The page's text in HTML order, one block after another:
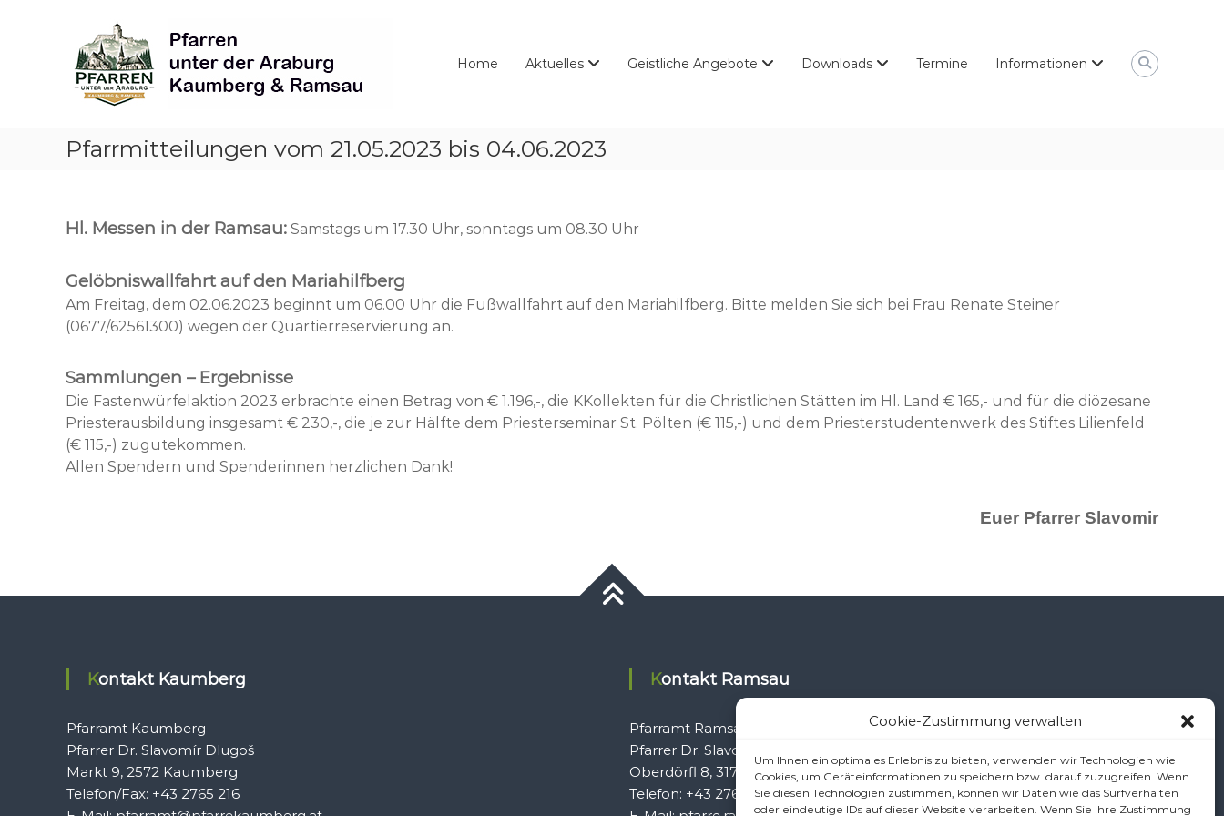
Cookie-Zustimmung verwalten
Um Ihnen ein optimales Erlebnis zu bieten, verwenden wir Technologien wie
Cookies, um Geräteinformationen zu speichern bzw. darauf zuzugreifen. Wenn
Sie diesen Technologien zustimmen, können wir Daten wie das Surfverhalten
oder eindeutige IDs auf dieser Website verarbeiten. Wenn Sie Ihre Zustimmung
Pfarren
unter
derAraburg
in
Kaumberg
Home Aktuelles Geistliche Angebote Downloads Termine Informationen
Pfarrmitteilungen vom 21.05.2023 bis 04.06.2023
Hl. Messen in der Ramsau: Samstags um 17.30 Uhr, sonntags um 08.30 Uhr
Gelöbniswallfahrt auf den Mariahilfberg
Am Freitag, dem 02.06.2023 beginnt um 06.00 Uhr die Fußwallfahrt auf den Mariahilfberg. Bitte melden Sie sich bei Frau Renate Steiner
(0677/62561300) wegen der Quartierreservierung an.
Sammlungen – Ergebnisse
Die Fastenwürfelaktion 2023 erbrachte einen Betrag von € 1.196,-, die KKollekten für die Christlichen Stätten im Hl. Land € 165,- und für die diözesane
Priesterausbildung insgesamt € 230,-, die je zur Hälfte dem Priesterseminar St. Pölten (€ 115,-) und dem Priesterstudentenwerk des Stiftes Lilienfeld
(€ 115,-) zugutekommen.
Allen Spendern und Spenderinnen herzlichen Dank!
Euer Pfarrer Slavomir
Kontakt Kaumberg
Pfarramt Kaumberg
Pfarrer Dr. Slavomír Dlugoš
Markt 9, 2572 Kaumberg
Telefon/Fax: +43 2765 216
Kontakt Ramsau
Pfarramt Ramsau
Pfarrer Dr. Slavomír Dlugoš
Oberdörfl 8, 3172 Ramsau
Telefon: +43 2764 8240